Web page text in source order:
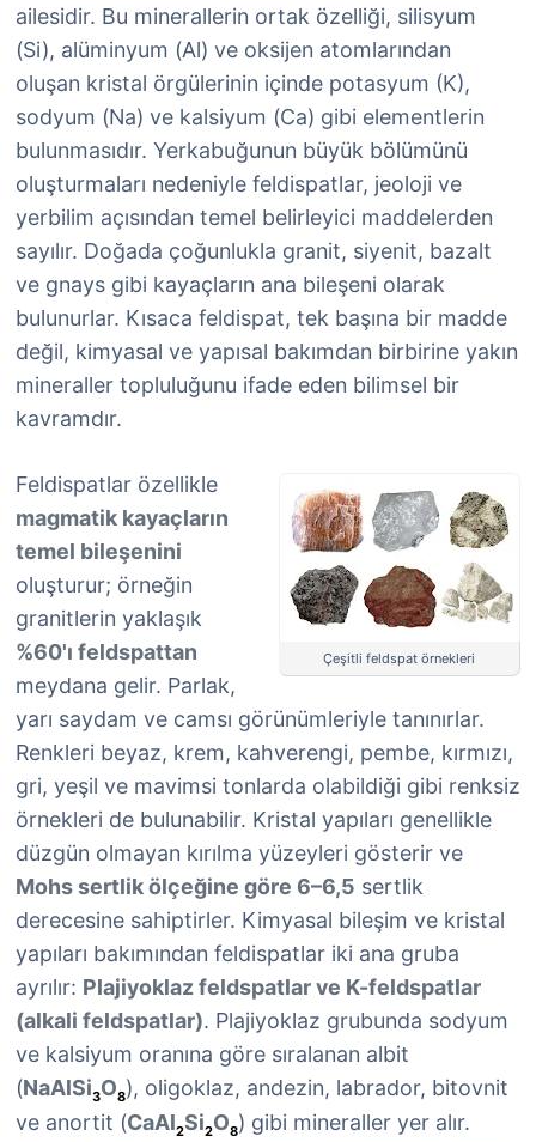
ailesidir. Bu minerallerin ortak özelliği, silisyum
(Si), alüminyum (Al) ve oksijen atomlarından
oluşan kristal örgülerinin içinde potasyum (K),
sodyum (Na) ve kalsiyum (Ca) gibi elementlerin
bulunmasıdır. Yerkabuğunun büyük bölümünü
oluşturmaları nedeniyle feldispatlar, jeoloji ve
yerbilim açısından temel belirleyici maddelerden
sayılır. Doğada çoğunlukla granit, siyenit, bazalt
ve gnays gibi kayaçların ana bileşeni olarak
bulunurlar. Kısaca feldispat, tek başına bir madde
değil, kimyasal ve yapısal bakımdan birbirine yakın
mineraller topluluğunu ifade eden bilimsel bir
kavramdır.
Çeşitli feldspat örnekleri
Feldispatlar özellikle
magmatik kayaçların
temel bileşenini
oluşturur; örneğin
granitlerin yaklaşık
%60'ı feldspattan
meydana gelir. Parlak,
yarı saydam ve camsı görünümleriyle tanınırlar.
Renkleri beyaz, krem, kahverengi, pembe, kırmızı,
gri, yeşil ve mavimsi tonlarda olabildiği gibi renksiz
örnekleri de bulunabilir. Kristal yapıları genellikle
düzgün olmayan kırılma yüzeyleri gösterir ve
Mohs sertlik ölçeğine göre 6–6,5 sertlik
derecesine sahiptirler. Kimyasal bileşim ve kristal
yapıları bakımından feldispatlar iki ana gruba
ayrılır: Plajiyoklaz feldspatlar ve K-feldspatlar
(alkali feldspatlar). Plajiyoklaz grubunda sodyum
ve kalsiyum oranına göre sıralanan albit
(NaAlSi3O8), oligoklaz, andezin, labrador, bitovnit
ve anortit (CaAl2Si2O8) gibi mineraller yer alır.